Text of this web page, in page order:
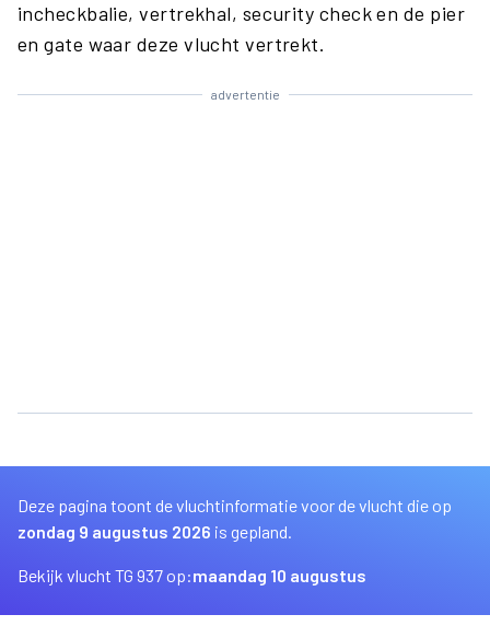
incheckbalie, vertrekhal, security check en de pier
en gate waar deze vlucht vertrekt.
advertentie
Deze pagina toont de vluchtinformatie voor de vlucht die op
zondag 9 augustus 2026 is gepland.
Bekijk vlucht TG 937 op:maandag 10 augustus